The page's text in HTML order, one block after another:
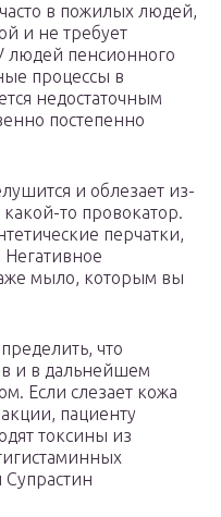
в пожилых людей,
и не требует
людей пенсионного
процессы в
недостаточным
постепенно
и облезает из-
то провокатор.
перчатки,
мыло, которым вы
что
и в дальнейшем
Если слезает кожа
пациенту
токсины из
Супрастин